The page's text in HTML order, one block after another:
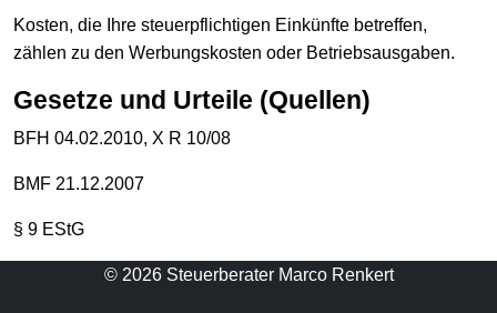
Kosten, die Ihre steuerpflichtigen Einkünfte betreffen,
zählen zu den Werbungskosten oder Betriebsausgaben.
Gesetze und Urteile (Quellen)
BFH 04.02.2010, X R 10/08
BMF 21.12.2007
§ 9 EStG
© 2026 Steuerberater Marco Renkert